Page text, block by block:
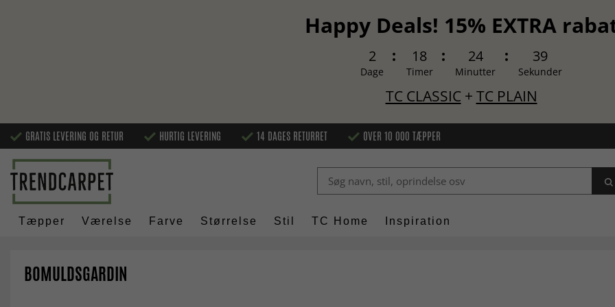
Happy Deals! 15% EXTRA
2
Dage
18
Timer
24
Minutter
38
Sekunder
TC CLASSIC+ TC PLAIN
GRATIS LEVERING OG RETUR HURTIG LEVERING 14 DAGES RETURRET OVER 10 000 TÆPPER
Tæpper Værelse Farve Størrelse Stil TC Home Inspiration
BOMULDSGARDIN